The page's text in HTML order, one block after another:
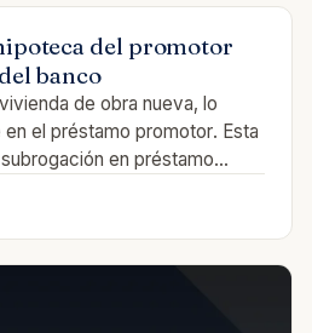
del promotor
banco
de obra nueva, lo
el préstamo promotor. Esta
en préstamo…